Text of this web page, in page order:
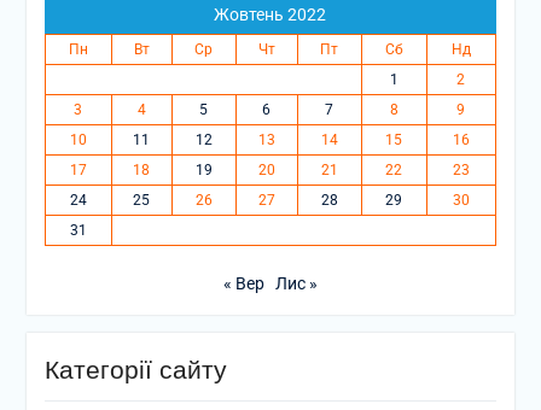
Жовтень 2022
Пн Вт Ср Чт Пт Сб
Нд
1
2
3
4 5 6 7 8
9
10
11 12 13 14 15
16
17
18 19 20 21 22
23
24
25 26 27 28 29
30
31
« Вер Лис »
Категорії сайту